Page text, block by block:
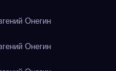
Онегин
Онегин